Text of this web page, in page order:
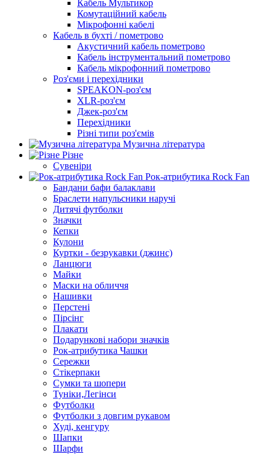
Кабель Мультикор
Комутаційний кабель
Мікрофонні кабелі
Кабель в бухті / пометрово
Акустичний кабель пометрово
Кабель інструментальний пометрово
Кабель мікрофонний пометрово
Роз'єми і перехідники
SPEAKON-роз'єм
XLR-роз'єм
Джек-роз'єм
Перехідники
Різні типи роз'ємів
Музична література
Різне
Сувеніри
Рок-атрибутика Rock Fan
Бандани бафи балаклави
Браслети напульсники наручі
Дитячі футболки
Значки
Кепки
Кулони
Куртки - безрукавки (джинс)
Ланцюги
Майки
Маски на обличчя
Нашивки
Перстені
Пірсінг
Плакати
Подарункові набори значків
Рок-атрибутика Чашки
Сережки
Стікерпаки
Сумки та шопери
Туніки,Легінси
Футболки
Футболки з довгим рукавом
Худі, кенгуру
Шапки
Шарфи